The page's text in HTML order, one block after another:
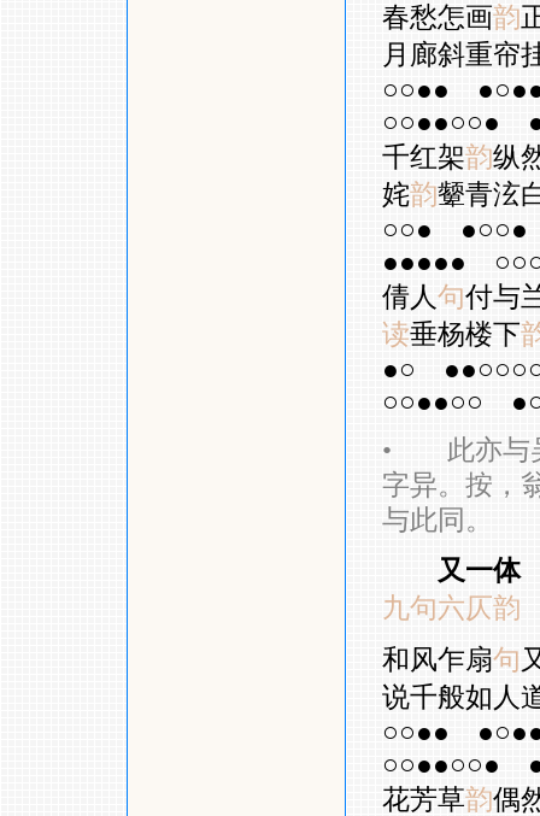
春愁怎画韵
月廊斜重帘
○○●●
○○●●○○●
千红架韵纵
姹韵颦青泫
○○●
●○○●
●●●●●
倩人句付与
读垂杨楼下
●○
○○●●○○
• 此亦与吴
字异。按，
与此同。
又一体
九句六仄韵
和风乍扇句
说千般如人
○○●●
○○●●○○●
花芳草韵偶